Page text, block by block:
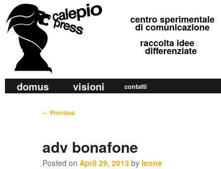
calepio press
©
centro sperimentale
di comunicazione
raccolta idee
differenziate
a
Skip
Skip
secondary
domus visioni contatti
P
t
n
← Previous
adv bonafone
Posted on April 29, 2013 by leone